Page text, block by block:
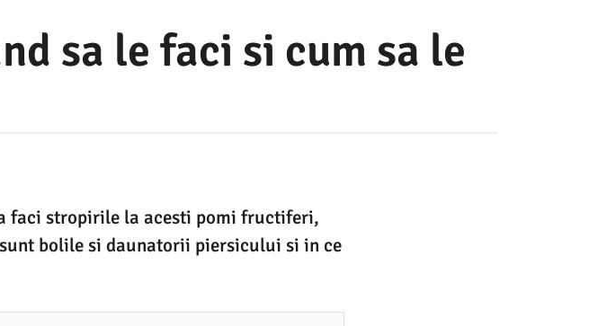
sa le faci si cum sa le
faci stropirile la acesti pomi fructiferi,
bolile si daunatorii piersicului si in ce